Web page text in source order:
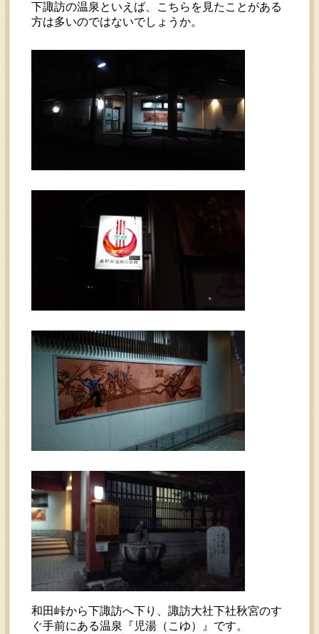
下諏訪の温泉といえば、こちらを見たことがある
方は多いのではないでしょうか。
和田峠から下諏訪へ下り、諏訪大社下社秋宮のす
ぐ手前にある温泉『児湯（こゆ）』です。